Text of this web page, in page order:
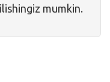
mumkin.